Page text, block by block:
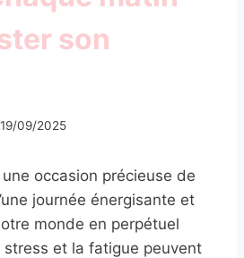
son
19/09/2025
occasion précieuse de
journée énergisante et
monde en perpétuel
stress et la fatigue peuvent